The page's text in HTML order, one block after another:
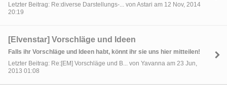
Letzter Beitrag: Re:diverse Darstellungs-... von Astari am 12 Nov, 2014
20:19
[Elvenstar] Vorschläge und Ideen
Falls ihr Vorschläge und Ideen habt, könnt ihr sie uns hier mitteilen!
Letzter Beitrag: Re:[EM] Vorschläge und B... von Yavanna am 23 Jun,
2013 01:08